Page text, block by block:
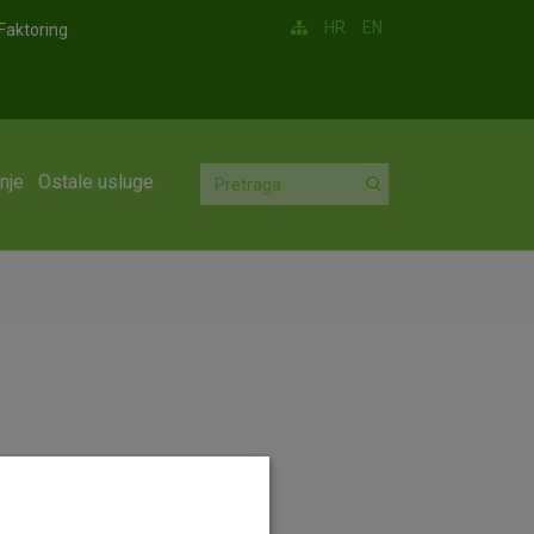
Faktoring HR EN
Ostale usluge